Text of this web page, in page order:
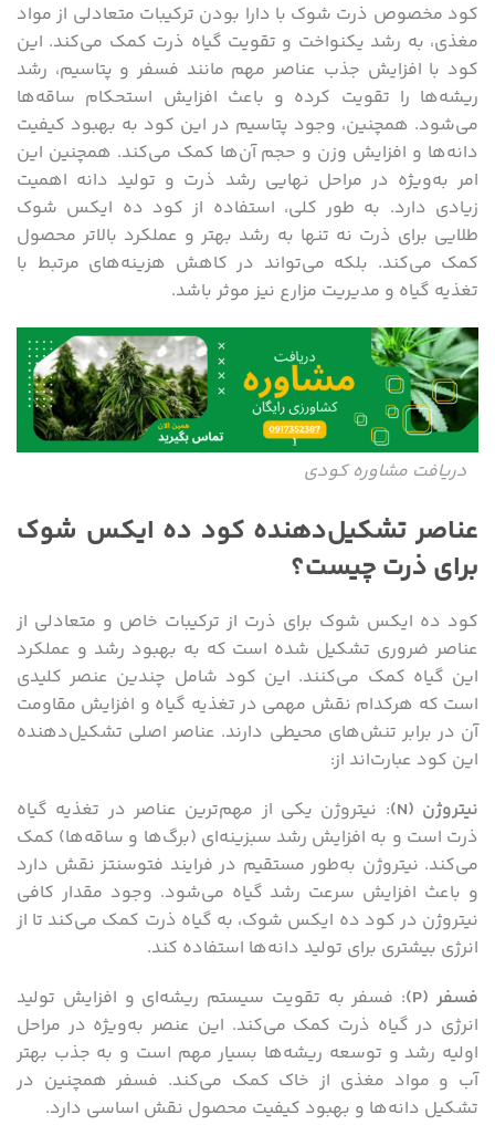
کود مخصوص ذرت شوک با دارا بودن ترکیبات متعادلی از مواد
مغذی، به رشد یکنواخت و تقویت گیاه ذرت کمک می‌کند. این
کود با افزایش جذب عناصر مهم مانند فسفر و پتاسیم، رشد
ریشه‌ها را تقویت کرده و باعث افزایش استحکام ساقه‌ها
می‌شود. همچنین، وجود پتاسیم در این کود به بهبود کیفیت
دانه‌ها و افزایش وزن و حجم آن‌ها کمک می‌کند. همچنین این
امر به‌ویژه در مراحل نهایی رشد ذرت و تولید دانه اهمیت
زیادی دارد. به طور کلی، استفاده از کود ده ایکس شوک
طلایی برای ذرت نه تنها به رشد بهتر و عملکرد بالاتر محصول
کمک می‌کند. بلکه می‌تواند در کاهش هزینه‌های مرتبط با
تغذیه گیاه و مدیریت مزارع نیز موثر باشد.
دریافت مشاوره کودی
عناصر تشکیل‌دهنده کود ده ایکس شوک
برای ذرت چیست؟
کود ده ایکس شوک برای ذرت از ترکیبات خاص و متعادلی از
عناصر ضروری تشکیل شده است که به بهبود رشد و عملکرد
این گیاه کمک می‌کنند. این کود شامل چندین عنصر کلیدی
است که هرکدام نقش مهمی در تغذیه گیاه و افزایش مقاومت
آن در برابر تنش‌های محیطی دارند. عناصر اصلی تشکیل‌دهنده
این کود عبارت‌اند از:
نیتروژن (N)
: نیتروژن یکی از مهم‌ترین عناصر در تغذیه گیاه
ذرت است و به افزایش رشد سبزینه‌ای (برگ‌ها و ساقه‌ها) کمک
می‌کند. نیتروژن به‌طور مستقیم در فرایند فتوسنتز نقش دارد
و باعث افزایش سرعت رشد گیاه می‌شود. وجود مقدار کافی
نیتروژن در کود ده ایکس شوک، به گیاه ذرت کمک می‌کند تا از
انرژی بیشتری برای تولید دانه‌ها استفاده کند.
فسفر(P)
: فسفر به تقویت سیستم ریشه‌ای و افزایش تولید
انرژی در گیاه ذرت کمک می‌کند. این عنصر به‌ویژه در مراحل
اولیه رشد و توسعه ریشه‌ها بسیار مهم است و به جذب بهتر
آب و مواد مغذی از خاک کمک می‌کند. فسفر همچنین در
تشکیل دانه‌ها و بهبود کیفیت محصول نقش اساسی دارد.